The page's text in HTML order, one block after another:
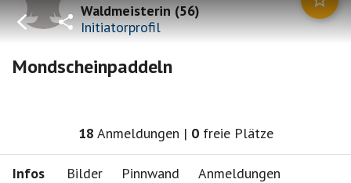
Waldmeisterin(56)
Initiatorprofil
Mondscheinpaddeln
18 Anmeldungen | 0 freie Plätze
Infos Bilder Pinnwand Anmeldungen